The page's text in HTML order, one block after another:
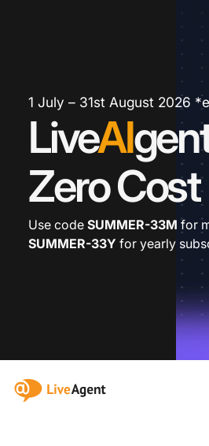
1 July – 31st August 2026
LiveAI
Zero Cost
Use code SUMMER-33M for
SUMMER-33Y for yearly
:site.title